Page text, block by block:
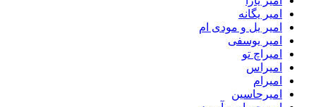
امیر یگانه
امیر یل و مودی ام
امیر یوسفی
امیراچ تو
امیراس
امیرام
امیرحاسین